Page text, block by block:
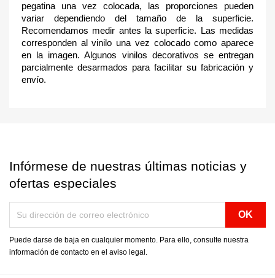
pegatina una vez colocada, las proporciones pueden
variar dependiendo del tamaño de la superficie.
Recomendamos medir antes la superficie. Las medidas
corresponden al vinilo una vez colocado como aparece
en la imagen. Algunos vinilos decorativos se entregan
parcialmente desarmados para facilitar su fabricación y
envío.
Infórmese de nuestras últimas noticias y
ofertas especiales
Puede darse de baja en cualquier momento. Para ello, consulte nuestra
información de contacto en el aviso legal.